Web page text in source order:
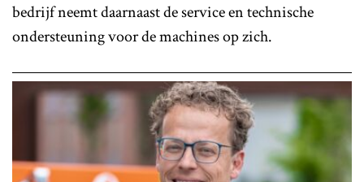
bedrijf neemt daarnaast de service en technische
ondersteuning voor de machines op zich.